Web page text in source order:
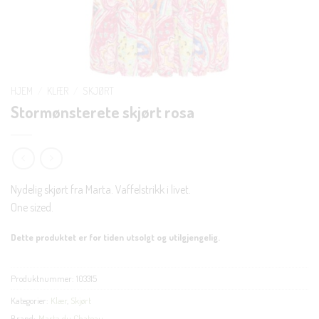
Stormønsterete skjørt rosa
Nydelig skjørt fra Marta. Vaffelstrikk i livet.
One sized.
Dette produktet er for tiden utsolgt og utilgjengelig.
Produktnummer: 103315
Kategorier: Klær Skjørt